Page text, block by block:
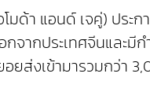
อโมด้า แอนด์ เจคู่) ป
จากประเทศจีนและ
ยส่งเข้ามารวมกว่า